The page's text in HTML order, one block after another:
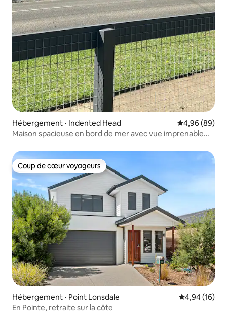
Hébergement ⋅ Indented Head Évaluation
4,96 (89)
Maison spacieuse en bord de mer avec vue imprenable
Coup de cœur voyageurs
Coup de cœur voyageurs
Hébergement ⋅ Point Lonsdale Évaluation
4,94 (16)
En Pointe, retraite sur la côte